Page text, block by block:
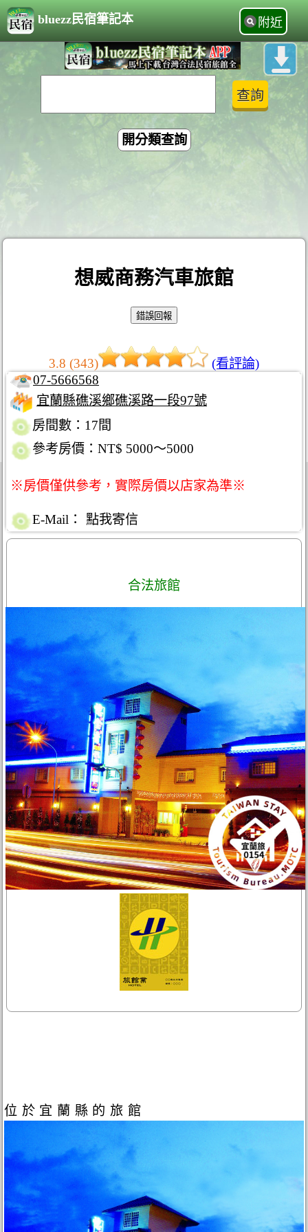
bluezz民宿筆記本 附近
開分類查詢
想威商務汽車旅館
3.8 (343)
(看評論)
07-5666568
宜蘭縣礁溪鄉礁溪路一段97號
房間數：17間
參考房價：NT$ 5000～5000
※房價僅供參考，實際房價以店家為準※
E-Mail： 點我寄信
合法旅館
位於宜蘭縣的旅館